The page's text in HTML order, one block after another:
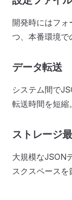
開発時にはフ
つ、本番環境で
データ転送
システム間で
転送時間を短縮。
ストレージ
大規模なJSON
スクスペースを